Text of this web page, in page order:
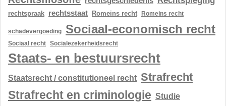
rechtspraak rechtsstaat Romeins recht Romeins recht
schadevergoeding Sociaal-economisch recht
Sociaal recht Socialezekerheidsrecht
Staats- en bestuursrecht
Staatsrecht / constitutioneel recht Strafrecht
Strafrecht en criminologie Studie